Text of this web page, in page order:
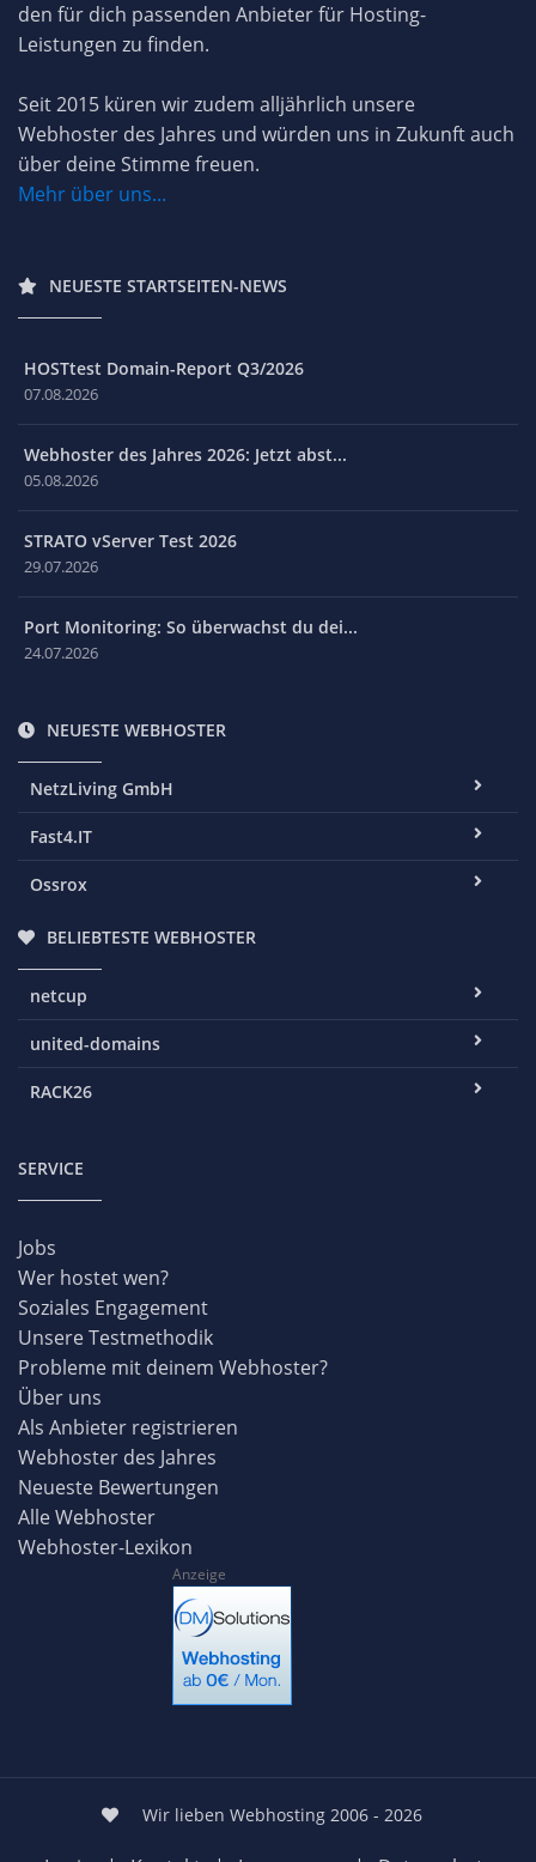
den für dich passenden Anbieter für Hosting-
Leistungen zu finden.
Seit 2015 küren wir zudem alljährlich unsere
Webhoster des Jahres und würden uns in Zukunft auch
über deine Stimme freuen.
Mehr über uns...
NEUESTE STARTSEITEN-NEWS
HOSTtest Domain-Report Q3/2026
07.08.2026
Webhoster des Jahres 2026: Jetzt abst...
05.08.2026
STRATO vServer Test 2026
29.07.2026
Port Monitoring: So überwachst du dei...
24.07.2026
NEUESTE WEBHOSTER
NetzLiving GmbH
Fast4.IT
Ossrox
BELIEBTESTE WEBHOSTER
netcup
united-domains
RACK26
SERVICE
Jobs
Wer hostet wen?
Soziales Engagement
Unsere Testmethodik
Probleme mit deinem Webhoster?
Über uns
Als Anbieter registrieren
Webhoster des Jahres
Neueste Bewertungen
Alle Webhoster
Webhoster-Lexikon
Anzeige
Wir lieben Webhosting 2006 - 2026